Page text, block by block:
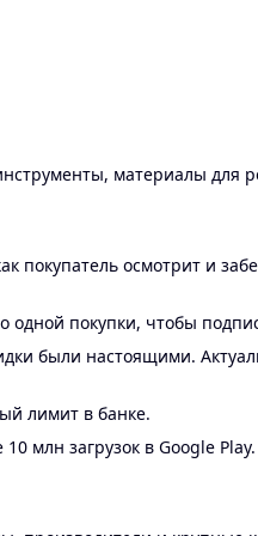
материалы для
покупатель осмотрит и
одной покупки, чтобы
были настоящими.
лимит в банке.
млн загрузок в Google